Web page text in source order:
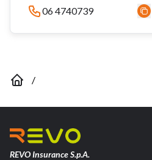
06 4740739
/
REVO Insurance S.p.A.